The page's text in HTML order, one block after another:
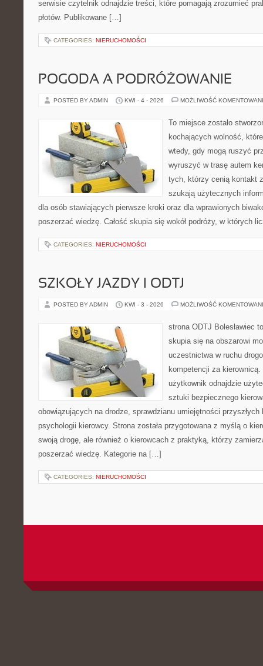
serwisie czytelnik odnajdzie treści, które pomagają zrozumieć
płotów. Publikowane […]
CATEGORIES: NIERUCHOMOŚCI
POGODA A PODRÓŻOWANIE
POSTED BY ADMIN KWI - 4 - 2026 MOŻLIWOŚĆ
To miejsce zostało
kochających wolność,
wtedy, gdy mogą ruszyć
wyruszyć w trasę autem
tych, którzy cenią kontakt
szukają użytecznych
dla osób stawiających pierwsze kroki oraz dla wprawionych
poszerzać wiedzę. Całość skupia się wokół podróży, w których
CATEGORIES: NIERUCHOMOŚCI
SZKOŁY JAZDY I ODTJ
POSTED BY ADMIN KWI - 3 - 2026 MOŻLIWOŚĆ
strona ODTJ Bolesławiec
skupia się na obszarowi
uczestnictwa w ruchu
kompetencji za
użytkownik odnajdzie
sztuki bezpiecznego
obowiązujących na drodze, sprawdzianu umiejętności przyszłych
psychologii kierowcy. Strona została przygotowana z myślą o
swoją drogę, ale również o kierowcach z praktyką, którzy
poszerzać wiedzę. Kategorie na […]
CATEGORIES: NIERUCHOMOŚCI